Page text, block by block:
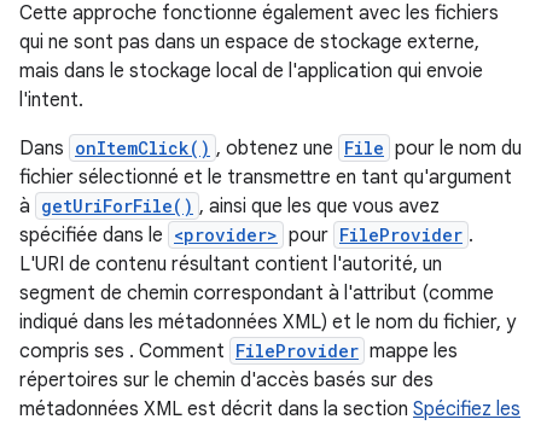
Cette approche fonctionne également avec les fichiers
qui ne sont pas dans un espace de stockage externe,
mais dans le stockage local de l'application qui envoie
l'intent.
Dans onItemClick() , obtenez une File pour le nom du
fichier sélectionné et le transmettre en tant qu'argument
à getUriForFile() , ainsi que les que vous avez
spécifiée dans le <provider> pour FileProvider .
L'URI de contenu résultant contient l'autorité, un
segment de chemin correspondant à l'attribut (comme
indiqué dans les métadonnées XML) et le nom du fichier, y
compris ses . Comment FileProvider mappe les
répertoires sur le chemin d'accès basés sur des
métadonnées XML est décrit dans la section Spécifiez les